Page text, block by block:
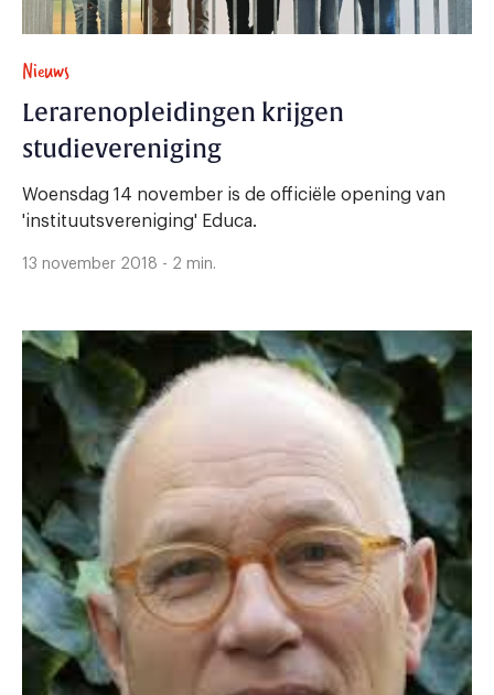
Nieuws
Lerarenopleidingen krijgen
studievereniging
Woensdag 14 november is de officiële opening van
'instituutsvereniging' Educa.
13 november 2018 - 2 min.